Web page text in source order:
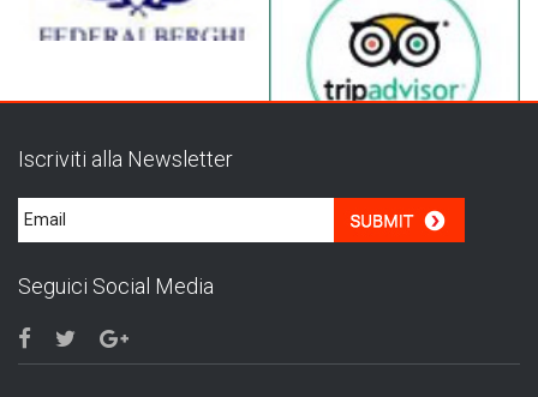
Iscriviti alla Newsletter
Seguici Social Media